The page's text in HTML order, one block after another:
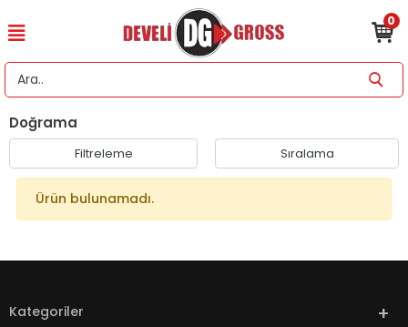
0
Doğrama
Filtreleme Sıralama
Ürün bulunamadı.
Kategoriler